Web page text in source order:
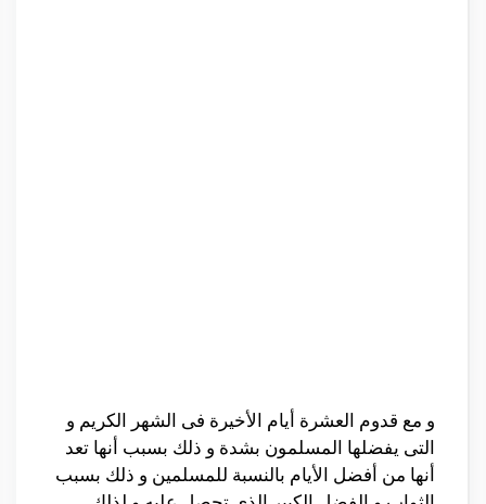
و مع قدوم العشرة أيام الأخيرة فى الشهر الكريم و
التى يفضلها المسلمون بشدة و ذلك بسبب أنها تعد
أنها من أفضل الأيام بالنسبة للمسلمين و ذلك بسبب